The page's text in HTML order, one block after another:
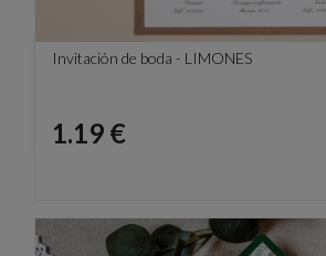
Invitación de boda - LIMONES
Precio
1.19 €